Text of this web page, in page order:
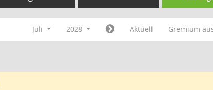
Juli 2028 Aktuell Gremium